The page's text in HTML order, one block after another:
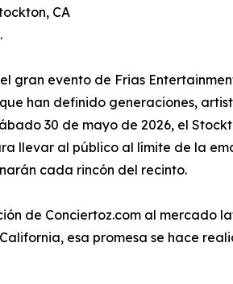
CA
gran evento de Frias
han definido generaciones,
30 de mayo de 2026, el
llevar al público al límite de la
cada rincón del recinto.
de Conciertoz.com al mercado
esa promesa se hace